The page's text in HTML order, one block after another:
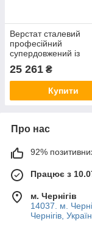
Верстат сталевий
професійний
супердовжений із
висувними
нижньою полицею
2000x640x865 мм
25 261 ₴
Купити
Про нас
92%
Працює з
м. Чернігів
14037. м.
Чернігів,